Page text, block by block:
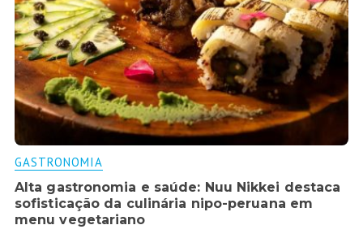
GASTRONOMIA
Alta gastronomia e saúde: Nuu Nikkei destaca
sofisticação da culinária nipo-peruana em
menu vegetariano